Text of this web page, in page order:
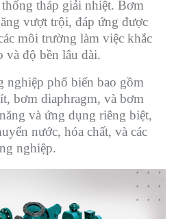
tháp giải nhiệt. Bơm
vượt trội, đáp ứng được
môi trường làm việc khắc
và độ bền lâu dài.
nghiệp phổ biến bao gồm
bơm diaphragm, và bơm
và ứng dụng riêng biệt,
nước, hóa chất, và các
nghiệp.